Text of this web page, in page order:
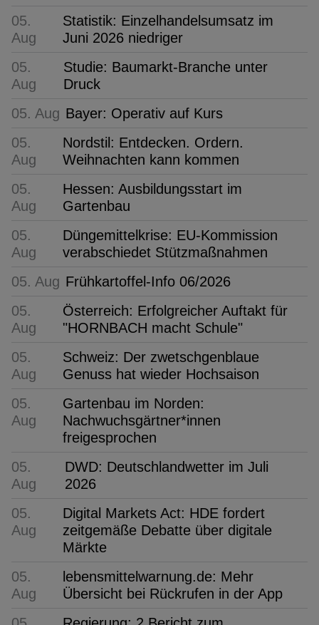
05.
Aug
Statistik: Einzelhandelsumsatz im
Juni 2026 niedriger
05.
Aug
Studie: Baumarkt-Branche unter
Druck
05. Aug Bayer: Operativ auf Kurs
05.
Aug
Nordstil: Entdecken. Ordern.
Weihnachten kann kommen
05.
Aug
Hessen: Ausbildungsstart im
Gartenbau
05.
Aug
Düngemittelkrise: EU-Kommission
verabschiedet Stützmaßnahmen
05. Aug Frühkartoffel-Info 06/2026
05.
Aug
Österreich: Erfolgreicher Auftakt für
"HORNBACH macht Schule"
05.
Aug
Schweiz: Der zwetschgenblaue
Genuss hat wieder Hochsaison
05.
Aug
Gartenbau im Norden:
Nachwuchsgärtner*innen
freigesprochen
05.
Aug
DWD: Deutschlandwetter im Juli
2026
05.
Aug
Digital Markets Act: HDE fordert
zeitgemäße Debatte über digitale
Märkte
05.
Aug
lebensmittelwarnung.de: Mehr
Übersicht bei Rückrufen in der App